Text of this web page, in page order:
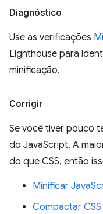
Diagnóstico
Use as verificações
Lighthouse para
minificação.
Corrigir
Se você tiver pouco
do JavaScript. A
do que CSS, então
Minificar
Compactar CSS